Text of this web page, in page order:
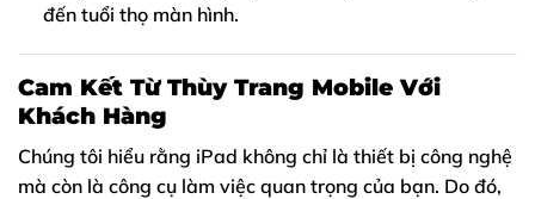
đến tuổi thọ màn hình.
Cam Kết Từ Thùy Trang Mobile Với
Khách Hàng
Chúng tôi hiểu rằng iPad không chỉ là thiết bị công nghệ
mà còn là công cụ làm việc quan trọng của bạn. Do đó,